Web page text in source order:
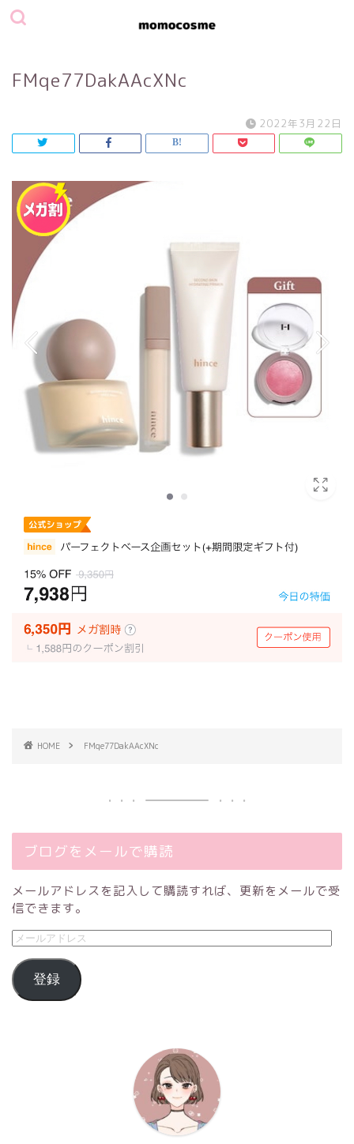
FMqe77DakAAcXNc
2022年3月22日
HOME FMqe77DakAAcXNc
ブログをメールで購読
メールアドレスを記入して購読すれば、更新をメールで受
信できます。
登録